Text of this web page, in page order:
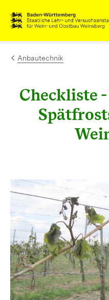
Zum Inhalt springen
Link zur Startseite
Anbautechnik
Checkliste